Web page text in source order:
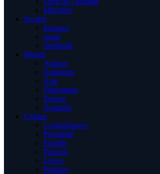
Ministère
Société
Enfance
Santé
Solidarité
Monde
Afrique
Amérique
Asie
Diplomatie
Europe
Australia
Culture
Condoléances
Proximité
Famille
Podcast
Livres
Histoire